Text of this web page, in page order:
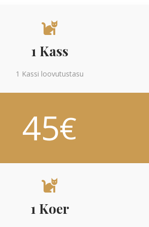
1 Kass
1 Kassi loovutustasu
45€
1 Koer